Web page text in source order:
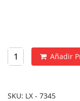
Añadir
SKU: LX - 7345